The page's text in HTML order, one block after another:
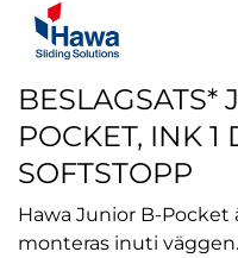
BESLAGSATS*
POCKET, INK 1
SOFTSTOPP
Hawa Junior B-
monteras inuti